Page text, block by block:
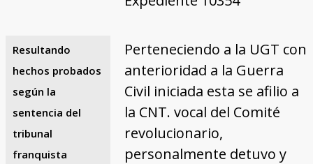
Resultando
hechos probados
según la
sentencia del
tribunal
franquista
Perteneciendo a la UGT con
anterioridad a la Guerra
Civil iniciada esta se afilio a
la CNT. vocal del Comité
revolucionario,
personalmente detuvo y